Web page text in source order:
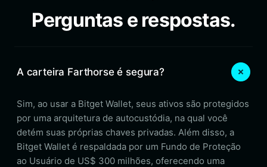
Perguntas e respostas.
A carteira Farthorse é segura?
Sim, ao usar a Bitget Wallet, seus ativos são protegidos
por uma arquitetura de autocustódia, na qual você
detém suas próprias chaves privadas. Além disso, a
Bitget Wallet é respaldada por um Fundo de Proteção
ao Usuário de US$ 300 milhões, oferecendo uma